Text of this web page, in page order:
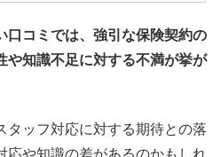
口コミでは、強引な保険契約の
や知識不足に対する不満が挙が
タッフ対応に対する期待との落
応や知識の差があるのかもしれ